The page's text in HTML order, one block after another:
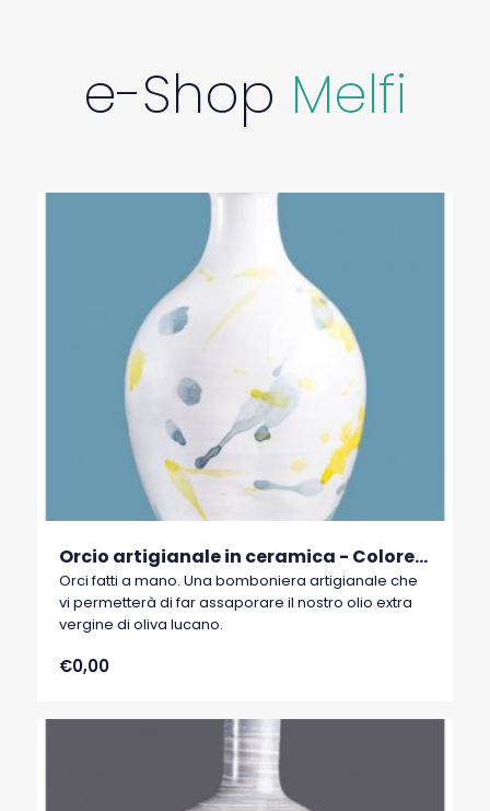
e-Shop Melfi
Orcio artigianale in ceramica - Colore celeste/giallo Cod. 08
Orci fatti a mano. Una bomboniera artigianale che
vi permetterà di far assaporare il nostro olio extra
vergine di oliva lucano.
€0,00